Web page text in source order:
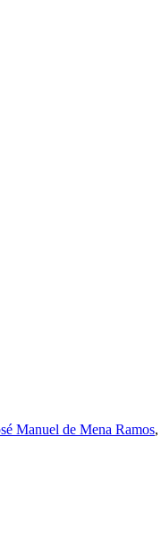
Manuel de Mena Ramos,